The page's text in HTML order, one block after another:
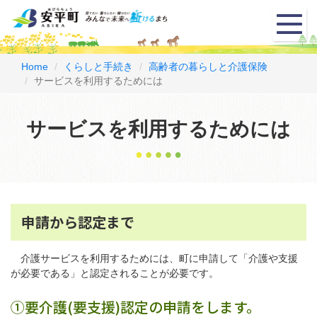
メ
ニ
ュ
Home くらしと手続き
高齢者の暮らしと介護保険
サービスを利用するためには
サービスを利用するためには
申請から認定まで
介護サービスを利用するためには、町に申請して「介護や支援
が必要である」と認定されることが必要です。
①要介護(要支援)認定の申請をします。